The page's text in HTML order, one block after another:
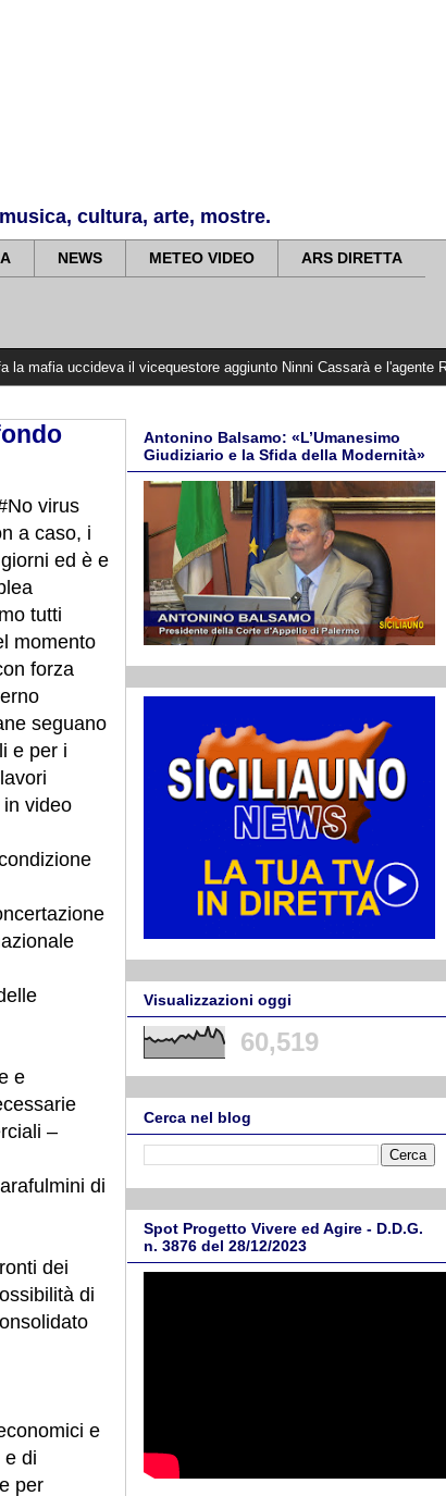
cultura, arte, mostre.
NEWS METEO VIDEO ARS DIRETTA
il vicequestore aggiunto Ninni Cassarà e l'agente Roberto
virus
a caso, i
ed è e
tutti
momento
forza
seguano
e per i
video
e
–
di
dei
di
e
e di
per
Antonino Balsamo: «L’Umanesimo
Giudiziario e la Sfida della Modernità»
Visualizzazioni oggi
60,519
Cerca nel blog
Spot Progetto Vivere ed Agire - D.D.G.
n. 3876 del 28/12/2023